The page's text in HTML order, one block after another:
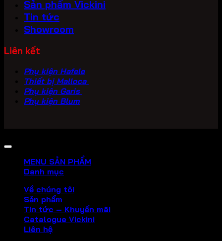
Sản phẩm Vickini
Tin tức
Showroom
Liên kết
Phụ kiện Hafele
Thiết bị Malloca
Phụ kiện Garis
Phụ kiện Blum
MENU SẢN PHẨM
Danh mục
Về chúng tôi
Sản phẩm
Tin tức – Khuyến mãi
Catalogue Vickini
Liên hệ